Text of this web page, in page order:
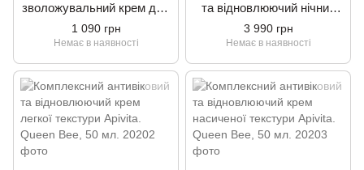
зволожувальний крем для
проблемної шкіри Apivita.
Just Bee Clear, 40 мл.
1 090 грн
Немає в наявності
та відновлюючий нічний
крем Apivita. Queen Bee, 50
мл.
3 990 грн
Немає в наявності